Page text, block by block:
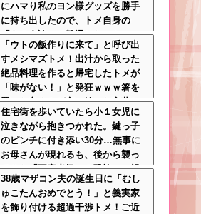
にハマり私のヨン様グッズを勝手
に持ち出したので、トメ自身の
「あの自論」で撃退したったｗｗ
←矛盾だらけのトメにブーメラン
刺さりまくり
「ウトの飯作りに来て」と呼び出
すメシマズトメ！出汁から取った
絶品料理を作ると帰宅したトメが
「味がない！」と発狂ｗｗｗ箸を
置いた良ウトが言い放った言葉と
は←良ウトさんの神対応にスカッ
とする
住宅街を歩いていたら小１女児に
泣きながら抱きつかれた。鍵っ子
のピンチに付き添い30分…無事に
お母さんが現れるも、後から襲っ
てきた「不審者扱いの恐怖」←親
切心が裏目に出るかもしれない世
の中怖すぎる
38歳マザコン夫の誕生日に「むし
ゅこたんおめでとう！」と義実家
を飾り付ける超過干渉トメ！ご近